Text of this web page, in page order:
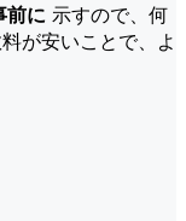
前に 示すので、何
が安いことで、よ